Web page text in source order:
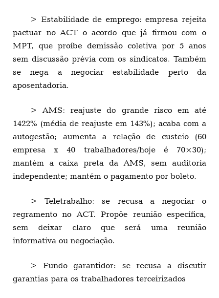
> Estabilidade de emprego: empresa rejeita
pactuar no ACT o acordo que já firmou com o
MPT, que proíbe demissão coletiva por 5 anos
sem discussão prévia com os sindicatos. Também
se nega a negociar estabilidade perto da
aposentadoria.
> AMS: reajuste do grande risco em até
1422% (média de reajuste em 143%); acaba com a
autogestão; aumenta a relação de custeio (60
empresa x 40 trabalhadores/hoje é 70×30);
mantém a caixa preta da AMS, sem auditoria
independente; mantém o pagamento por boleto.
> Teletrabalho: se recusa a negociar o
regramento no ACT. Propõe reunião específica,
sem deixar claro que será uma reunião
informativa ou negociação.
> Fundo garantidor: se recusa a discutir
garantias para os trabalhadores terceirizados